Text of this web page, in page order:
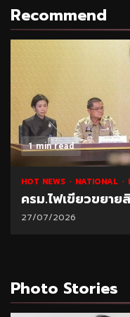
Recommend
ถึง 30 ก.ย.69
Photo Stories